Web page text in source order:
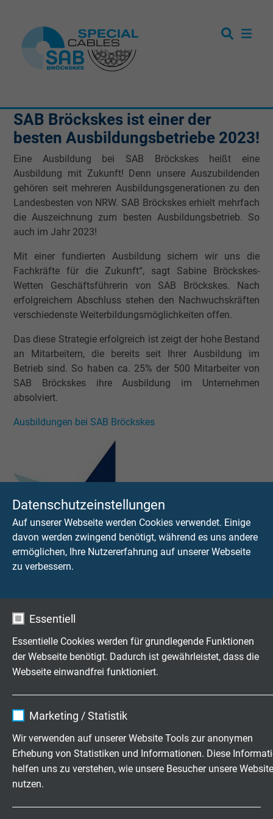
Datenschutzeinstellungen
Auf unserer Webseite werden Cookies verwendet. Einige
davon werden zwingend benötigt, während es uns andere
ermöglichen, Ihre Nutzererfahrung auf unserer Webseite
zu verbessern.
Essentiell
Essentielle Cookies werden für grundlegende Funktionen
der Webseite benötigt. Dadurch ist gewährleistet, dass die
Webseite einwandfrei funktioniert.
Laufzeit 1 Jahr
Marketing / Statistik
Wir verwenden auf unserer Website Tools zur anonymen
Erhebung von Statistiken und Informationen. Diese
helfen uns zu verstehen, wie unsere Besucher unsere Website
nutzen.
SAB Bröckskes ist einer der
besten Ausbildungsbetriebe 2023!
Eine Ausbildung bei SAB Bröckskes heißt eine
Ausbildung mit Zukunft! Denn unsere Auszubildenden
gehören seit mehreren Ausbildungsgenerationen zu den
Landesbesten von NRW. SAB Bröckskes erhielt mehrfach
die Auszeichnung zum besten Ausbildungsbetrieb. So
auch im Jahr 2023!
Mit einer fundierten Ausbildung sichern wir uns die
Fachkräfte für die Zukunft“, sagt Sabine Bröckskes-
Wetten Geschäftsführerin von SAB Bröckskes. Nach
erfolgreichem Abschluss stehen den Nachwuchskräften
verschiedenste Weiterbildungsmöglichkeiten offen.
Das diese Strategie erfolgreich ist zeigt der hohe Bestand
an Mitarbeitern, die bereits seit Ihrer Ausbildung im
Betrieb sind. So haben ca. 25% der 500 Mitarbeiter von
SAB Bröckskes ihre Ausbildung im Unternehmen
absolviert.
Ausbildungen bei SAB Bröckskes
Hochflexible Kabel & Leitungen
exakt nach Ihren Wünschen
Fertigung seit 1947
Jetzt unverbindliche Anfrage senden